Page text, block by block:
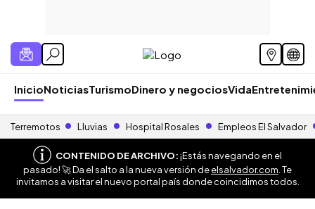
InicioNoticiasTurismoDinero y negociosVida
Terremotos Lluvias Hospital Rosales Empleos El Salvador
CONTENIDO DE ARCHIVO:¡Estás navegando en el
pasado! 🚀 Da el salto a la nueva versión deelsalvador.com . Te
invitamos a visitar el nuevo portal país donde coincidimos todos.